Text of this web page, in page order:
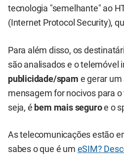
tecnologia "semelhante" ao
(Internet Protocol Security),
Para além disso, os
são analisados e o telemóvel
publicidade/spam e gerar um
mensagem for nocivos para
seja, é bem mais seguroe o
As telecomunicações estão
sabes o que é um eSIM?